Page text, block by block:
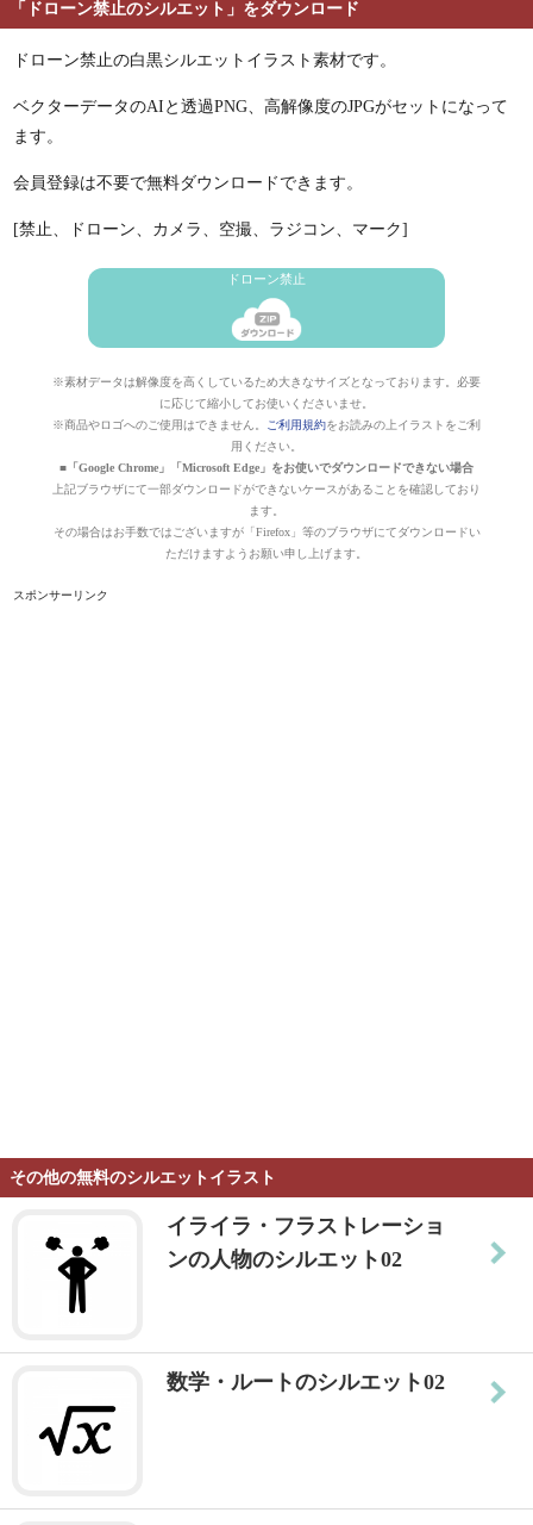
「ドローン禁止のシルエット」をダウンロード
ドローン禁止の白黒シルエットイラスト素材です。
ベクターデータのAIと透過PNG、高解像度のJPGがセットになって
ます。
会員登録は不要で無料ダウンロードできます。
[禁止、ドローン、カメラ、空撮、ラジコン、マーク]
ドローン禁止
※素材データは解像度を高くしているため大きなサイズとなっております。必要
に応じて縮小してお使いくださいませ。
※商品やロゴへのご使用はできません。
ご利用規約をお読みの上イラストをご利
用ください。
■「Google Chrome」「Microsoft Edge」をお使いでダウンロードできない場合
上記ブラウザにて一部ダウンロードができないケースがあることを確認しており
ます。
その場合はお手数ではございますが「Firefox」等のブラウザにてダウンロードい
ただけますようお願い申し上げます。
スポンサーリンク
その他の無料のシルエットイラスト
イライラ・フラストレーショ
ンの人物のシルエット02
数学・ルートのシルエット02